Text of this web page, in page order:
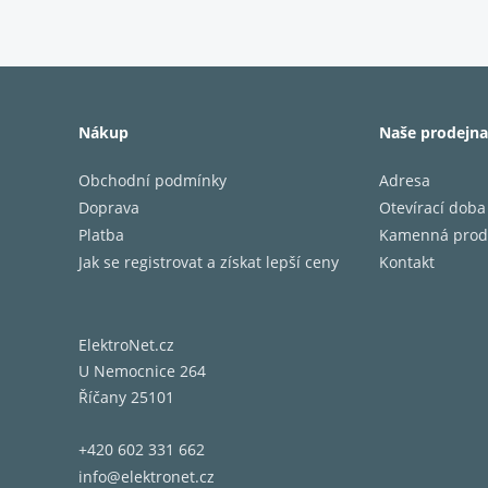
Celá
Nákup
Obchodní podmínky
Doprava
Platba
Jak se registrovat a získat lepší ceny
Naše prodejna
Adresa
Otevírací doba
Kamenná
Kontakt
ElektroNet.cz
U Nemocnice 264
Říčany 25101
+420 602 331 662
info@elektronet.cz